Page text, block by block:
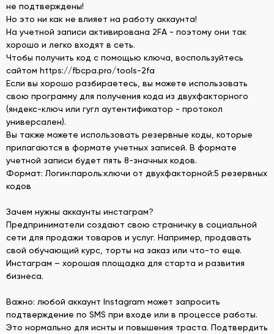
не подтверждены!
Но это ни как не влияет на работу аккаунта!
На учетной записи активирована 2FA - поэтому они так
хорошо и легко входят в сеть.
Чтобы получить код с помощью ключа, воспользуйтесь
сайтом https://fbcpa.pro/tools-2fa
Если вы хорошо разбираетесь, вы можете использовать
свою программу для получения кода из двухфакторного
(яндекс-ключ или гугл аутентификатор - протокол
универсален).
Вы также можете использовать резервные коды, которые
прилагаются в формате учетных записей. В формате
учетной записи будет пять 8-значных кодов.
Формат: Логин:пароль:ключи от двухфакторной:5 резервных
кодов
Зачем нужны аккаунты инстаграм?
Предприниматели создают свою страничку в социальной
сети для продажи товаров и услуг. Например, продавать
свой обучающий курс, торты на заказ или что-то еще.
Инстаграм – хорошая площадка для старта и развития
бизнеса.
Важно: любой аккаунт Instagram может запросить
подтверждение по SMS при входе или в процессе работы.
Это нормально для иснты и повышения траста. Подтвердить